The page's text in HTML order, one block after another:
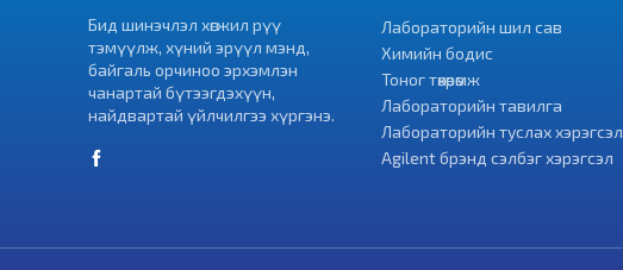
Бид шинэчлэл хөгжил рүү
тэмүүлж, хүний эрүүл мэнд,
байгаль орчиноо эрхэмлэн
чанартай бүтээгдэхүүн,
найдвартай үйлчилгээ хүргэнэ.
Лабораторийн шил сав
Химийн бодис
Тоног төхөөрөмж
Лабораторийн тавилга
Лабораторийн туслах хэрэгсэл
Agilent брэнд сэлбэг хэрэгсэл